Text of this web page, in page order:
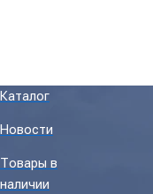
Каталог
Новости
Товары в
наличии